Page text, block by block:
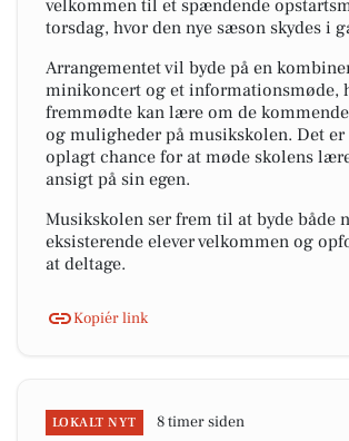
velkommen til et spændende
torsdag, hvor den nye sæson skydes i
Arrangementet vil byde på en
minikoncert og et informationsmøde,
fremmødte kan lære om de
og muligheder på musikskolen. Det er
oplagt chance for at møde skolens
ansigt på sin egen.
Musikskolen ser frem til at byde både
eksisterende elever velkommen og
at deltage.
Kopiér link
LOKALT NYT 8 timer siden